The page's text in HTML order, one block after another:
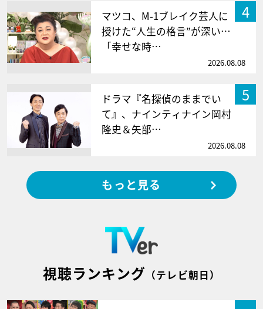
4
マツコ、M-1ブレイク芸人に
授けた“人生の格言”が深い…
「幸せな時…
2026.08.08
5
ドラマ『名探偵のままでい
て』、ナインティナイン岡村
隆史＆矢部…
2026.08.08
もっと見る
視聴ランキング （テレビ朝日）